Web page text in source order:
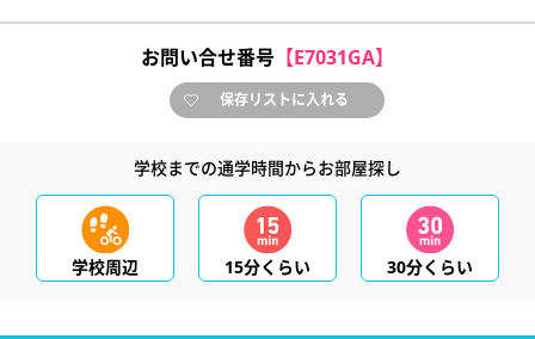
お問い合せ番号 【E7031GA】
保存リストに入れる
学校までの通学時間からお部屋探し
学校周辺 15分くらい 30分くらい